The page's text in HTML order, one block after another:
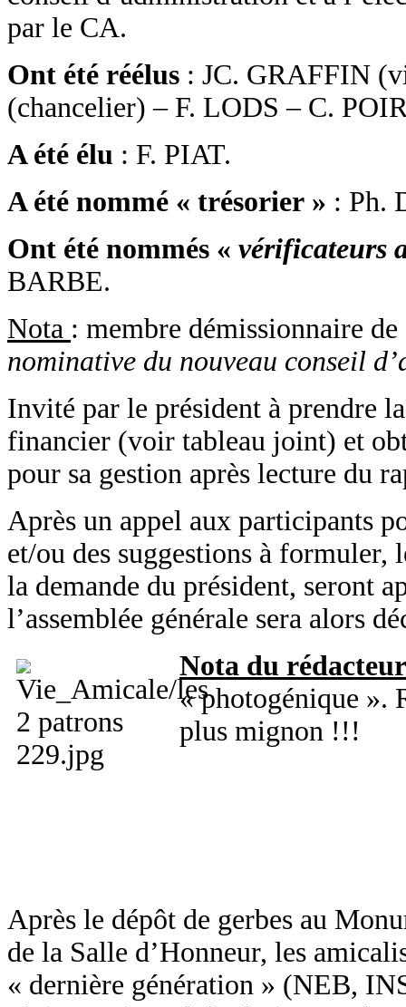
par le CA.
Ont été réélus : JC. GRAFFIN
(chancelier) – F. LODS – C.
A été élu : F. PIAT.
A été nommé « trésorier » : Ph.
Ont été nommés « vérificateurs
BARBE.
Nota : membre démissionnaire
nominative du nouveau conseil
Invité par le président à prendre
financier (voir tableau joint) et
pour sa gestion après lecture du
Après un appel aux participants
et/ou des suggestions à
la demande du président, seront
l’assemblée générale sera alors
Nota du rédacteur
« photogénique ».
plus mignon !!!
Après le dépôt de gerbes au
de la Salle d’Honneur, les
« dernière génération » (NEB,